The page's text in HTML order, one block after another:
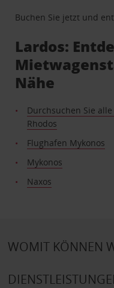
Buchen Sie jetzt und
Lardos:
Nähe
Durchsuchen Sie
Rhodos
Flughafen Mykonos
Mykonos
Naxos
WOMIT KÖNNEN